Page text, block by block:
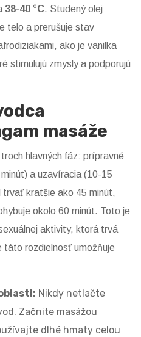
38-40 °C. Studený olej
telo a prerušuje stav
ako je vanilka
stimulujú zmysly a podporujú
masáže
hlavných fáz: prípravné
a uzavíracia (10-15
trvať kratšie ako 45 minút,
okolo 60 minút. Toto je
aktivity, ktorá trvá
táto rozdielnosť umožňuje
Nikdy netlačte
Začnite masážou
dlhé hmaty celou